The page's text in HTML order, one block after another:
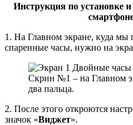
Инструкция по установке
1. На Главном экране, куда мы
спаренные часы, нужно на
Скрин №1 – на Главном
два пальца.
2. После этого откроются
значок «Виджет».